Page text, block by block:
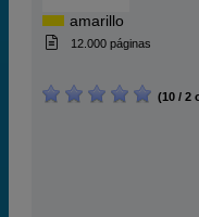
amarillo
12.000 páginas
(10 / 2